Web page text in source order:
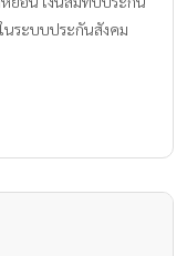
นระบบประกันสังคม